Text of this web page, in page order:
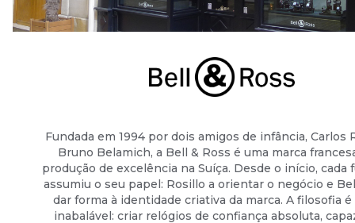
Fundada em 1994 por dois amigos de infância, Carlos
Bruno Belamich, a Bell & Ross é uma marca
produção de excelência na Suíça. Desde o início, cada
assumiu o seu papel: Rosillo a orientar o negócio e
dar forma à identidade criativa da marca. A filosofia é
inabalável: criar relógios de confiança absoluta,